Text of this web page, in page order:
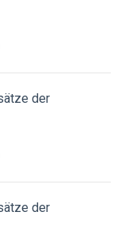
der
der